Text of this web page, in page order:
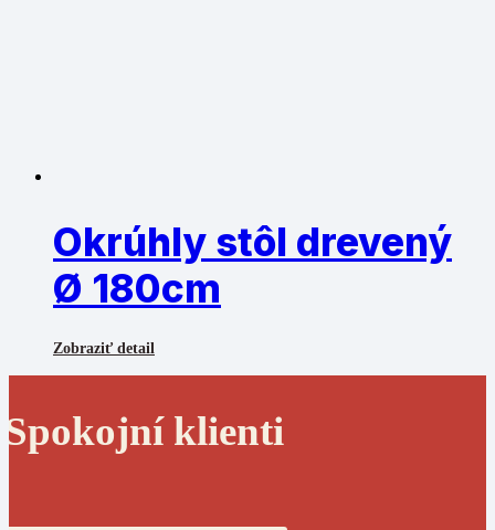
Okrúhly stôl drevený
Ø 180cm
Zobraziť detail
Spokojní klienti